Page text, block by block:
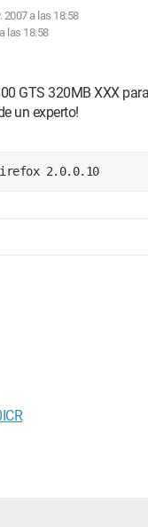
2007 a las 18:58
las 18:58
GTS 320MB XXX
un experto!
2.0.0.10